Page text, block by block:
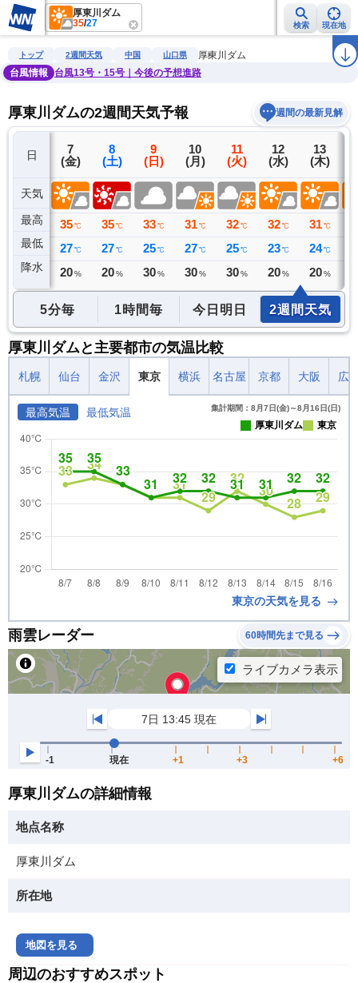
厚東川ダム
35/27 検索 現在地
雨雲レーダー 台風情報 地震情報 警報・注意報 ラ
トップ 2週間天気 中国 山口県
厚東川ダム
台風情報
台風13号・15号｜今後の予想進路
厚東川ダムの2週間天気予報 週間の最新見解
日
天気
最高
最低
降水
6
(木)
38 ℃
25 ℃
0 ミリ
7
(金)
35 ℃
27 ℃
20 %
8
(土)
35 ℃
27 ℃
20 %
9
(日)
33 ℃
25 ℃
30 %
10
(月)
31 ℃
27 ℃
30 %
11
(火)
32 ℃
25 ℃
30 %
12
(水)
32 ℃
23 ℃
20 %
13
(木)
31 ℃
24 ℃
20 %
5分毎 1時間毎 今日明日 2週間天気
厚東川ダムと主要都市の気温比較
札幌 仙台 金沢 東京 横浜 名古屋 京都 大阪 広
最高気温 最低気温 集計期間：8月7日(金)～8月16日(日)
厚東川ダム 東京
東京の天気を見る
雨雲レーダー 60時間先まで見る
厚東川ダムの詳細情報
地点名称
厚東川ダム
所在地
地図を見る
周辺のおすすめスポット